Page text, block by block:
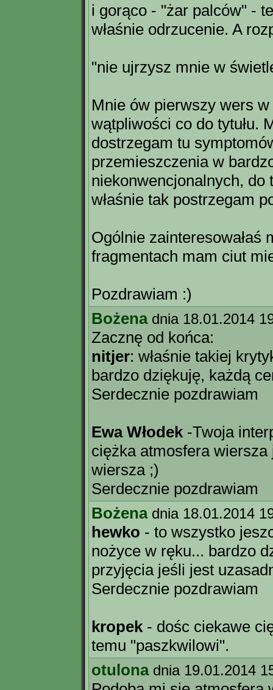
i gorąco - "żar palców" -
właśnie odrzucenie. A
"nie ujrzysz mnie w
Mnie ów pierwszy wers
wątpliwości co do tytułu.
dostrzegam tu
przemieszczenia w
niekonwencjonalnych, do
właśnie tak postrzegam
Ogólnie zainteresowałaś
fragmentach mam ciut
Pozdrawiam :)
Bożena dnia 18.01.2014
Zacznę od końca:
nitjer: właśnie takiej
bardzo dziękuję, każdą
Serdecznie pozdrawiam
Ewa Włodek -Twoja
ciężka atmosfera
wiersza ;)
Serdecznie pozdrawiam
Bożena dnia 18.01.2014
hewko - to wszystko
nożyce w ręku... bardzo
przyjęcia jeśli jest
Serdecznie pozdrawiam
kropek- dośc ciekawe
temu "paszkwilowi".
otulona dnia 19.01.2014